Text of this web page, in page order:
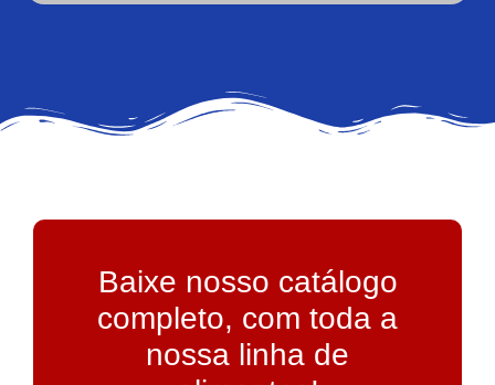
Baixe nosso catálogo
completo, com toda a
nossa linha de